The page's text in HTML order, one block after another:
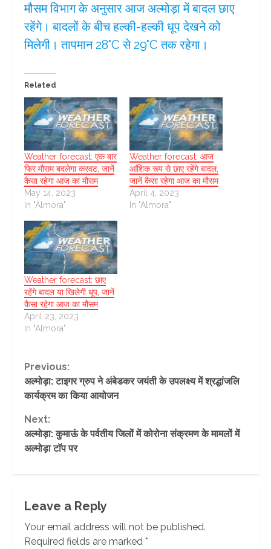
मौसम विभाग के अनुसार आज अल्मोड़ा में बादल छाए
रहेंगे। बादलों के बीच हल्की-हल्की धूप देखने को
मिलेगी। तापमान 28°C से 29°C तक रहेगा।
Related
Weather forecast: एक बार
फिर मौसम बदलेगा करवट, जानें
कैसा रहेगा आज का मौसम
May 14, 2023
In "Almora"
Weather forecast: आज
आंशिक रूप से छाए रहेंगे बादल,
जानें कैसा रहेगा आज का मौसम
April 4, 2023
In "Almora"
Weather forecast: छाए
रहेंगे बादल या खिलेगी धूप, जानें
कैसा रहेगा आज का मौसम
April 23, 2023
In "Almora"
Continue
Reading
Previous:
अल्मोड़ा: टाइगर ग्रुप ने अंबेडकर जयंती के उपलक्ष्य में श्रद्धांजलि
कार्यक्रम का किया आयोजन
Next:
अल्मोड़ा: कुमाऊं के पर्वतीय जिलों में कोरोना संक्रमण के मामलों में
अल्मोड़ा टाॅप पर
Leave a Reply
Your email address will not be published.
Required fields are marked *